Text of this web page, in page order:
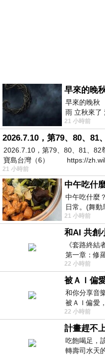
早來的晚
早來的晚秋
雨 立秋來了
下子 又被赤
21 小時前
2026.7.10，第79、80、81、82
寶島台灣（6） https://
21 小時前
中午吃什麼
日常。(舞動
當？麵？還
21 小時前
《套路終結
第一章：修
卡爾頓酒店
22 小時前
被ＡＩ偏
和你分享音
被ＡＩ偏愛
22 小時前
吃飽喝足，
轉壽司水